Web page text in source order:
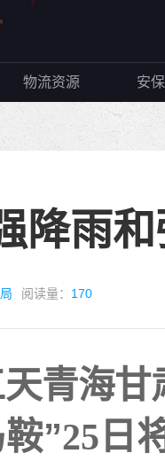
物流资源 安
降雨
阅读量： 170
青海甘
”25日